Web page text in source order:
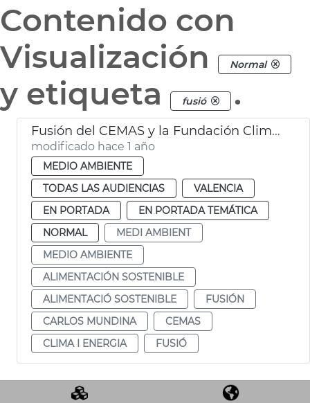
Contenido con
Visualización
Normal
y etiqueta fusió .
Fusión del CEMAS y la Fundación Clima i Energia
modificado hace 1 año
MEDIO AMBIENTE
TODAS LAS AUDIENCIAS
VALENCIA
EN PORTADA
EN PORTADA TEMÁTICA
NORMAL
MEDI AMBIENT
MEDIO AMBIENTE
ALIMENTACIÓN SOSTENIBLE
ALIMENTACIÓ SOSTENIBLE
FUSIÓN
CARLOS MUNDINA
CEMAS
CLIMA I ENERGIA
FUSIÓ